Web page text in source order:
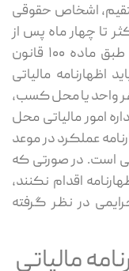
مستقیم، اشخاص حقوقی
تا چهار ماه پس از
پایان سال مالی تسلیم کنند. همچنین طبق ماده ۱۰۰ قانون
مالیاتی
واحد یا محل کسب،
امور مالیاتی محل
عملکرد در موعد
است. در صورتی که
اقدام نکنند،
در نظر گرفته
مالیاتی